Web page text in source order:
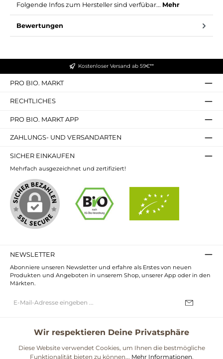
Folgende Infos zum Hersteller sind verfübar... Mehr
Bewertungen
Kostenloser Versand ab 59€**
PRO BIO. MARKT
RECHTLICHES
PRO BIO. MARKT APP
ZAHLUNGS- UND VERSANDARTEN
SICHER EINKAUFEN
Mehrfach ausgezeichnet und zertifiziert!
NEWSLETTER
Abonniere unseren Newsletter und erfahre als Erstes von neuen
Produkten und Angeboten in unserem Shop, unserer App oder in den
Märkten.
Mail-
UNSERE COMMUNITIES
Wir respektieren Deine Privatsphäre
Diese Website verwendet Cookies, um Ihnen die bestmögliche
Funktionalität bieten zu können... Mehr Informationen.